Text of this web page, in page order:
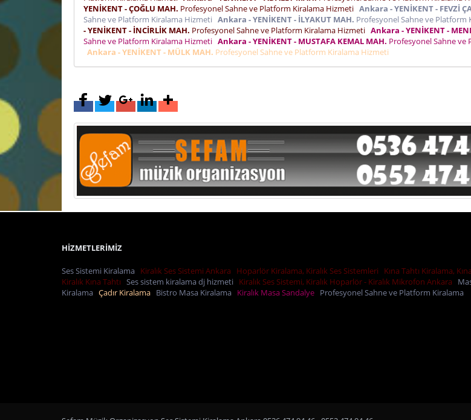
YENİKENT - ÇOĞLU MAH. Profesyonel Sahne ve Platform Kiralama Hizmeti Ankara - YENİKENT - FEVZİ
Sahne ve Platform Kiralama Hizmeti Ankara - YENİKENT - İLYAKUT MAH. Profesyonel Sahne ve Platform
- YENİKENT - İNCİRLİK MAH. Profesyonel Sahne ve Platform Kiralama Hizmeti Ankara - YENİKENT -
Sahne ve Platform Kiralama Hizmeti Ankara - YENİKENT - MUSTAFA KEMAL MAH. Profesyonel Sahne
Ankara - YENİKENT - MÜLK MAH. Profesyonel Sahne ve Platform Kiralama Hizmeti
HİZMETLERİMİZ
Ses Sistemi Kiralama Kiralık Ses Sistemi Ankara Hoparlör Kiralama, Kiralık Ses Sistemleri
Kına Tahtı Kiralama,
Kiralık Kına Tahtı Ses sistem kiralama dj hizmeti Kiralık Ses Sistemi, Kiralık Hoparlör - Kiralık Mikrofon Ankara
Kiralama Çadır Kiralama Bistro Masa Kiralama Kiralık Masa Sandalye Profesyonel Sahne ve Platform Kiralama